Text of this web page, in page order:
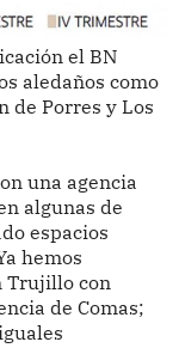
el BN
aledaños como
de Porres y Los
una agencia
algunas de
espacios
hemos
Trujillo con
de Comas;